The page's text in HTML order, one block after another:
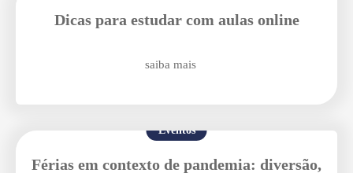
Dicas para estudar com aulas online
saiba mais
Eventos
Férias em contexto de pandemia: diversão,